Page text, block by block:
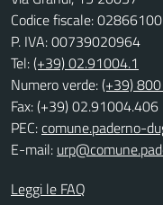
Codice fiscale:
P. IVA: 00739020964
Tel:(+39) 02.91004.1
Numero verde:(+39)
Fax: (+39) 02.91004.406
PEC:comune.paderno-
E-mail:
Leggi le FAQ